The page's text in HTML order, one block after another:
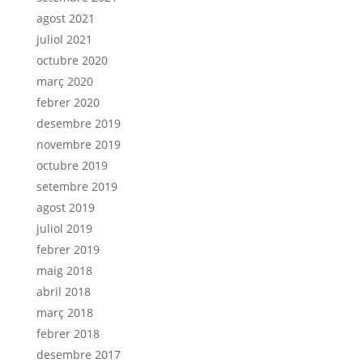
agost 2021
juliol 2021
octubre 2020
març 2020
febrer 2020
desembre 2019
novembre 2019
octubre 2019
setembre 2019
agost 2019
juliol 2019
febrer 2019
maig 2018
abril 2018
març 2018
febrer 2018
desembre 2017